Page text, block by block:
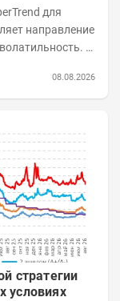
для
направление
В
08.08.2026
стратегии
условиях